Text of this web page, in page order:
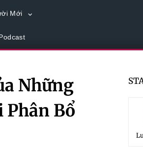
Mới
Những
Phân Bổ